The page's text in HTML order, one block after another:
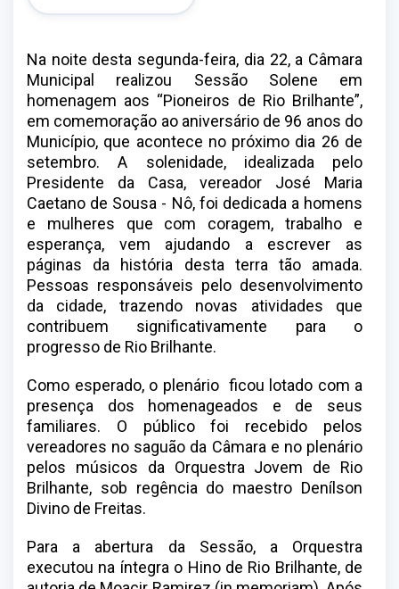
Na noite desta segunda-feira, dia 22, a Câmara
Municipal realizou Sessão Solene em
homenagem aos “Pioneiros de Rio Brilhante”,
em comemoração ao aniversário de 96 anos do
Município, que acontece no próximo dia 26 de
setembro. A solenidade, idealizada pelo
Presidente da Casa, vereador José Maria
Caetano de Sousa - Nô, foi dedicada a homens
e mulheres que com coragem, trabalho e
esperança, vem ajudando a escrever as
páginas da história desta terra tão amada.
Pessoas responsáveis pelo desenvolvimento
da cidade, trazendo novas atividades que
contribuem significativamente para o
progresso de Rio Brilhante.
Como esperado, o plenário ficou lotado com a
presença dos homenageados e de seus
familiares. O público foi recebido pelos
vereadores no saguão da Câmara e no plenário
pelos músicos da Orquestra Jovem de Rio
Brilhante, sob regência do maestro Denílson
Divino de Freitas.
Para a abertura da Sessão, a Orquestra
executou na íntegra o Hino de Rio Brilhante, de